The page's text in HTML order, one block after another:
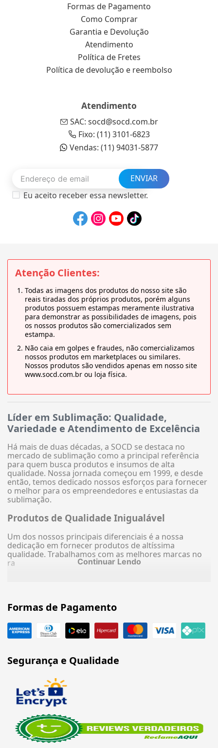
Formas de Pagamento
Como Comprar
Garantia e Devolução
Atendimento
Política de Fretes
Política de devolução e reembolso
Atendimento
SAC: socd@socd.com.br
Fixo: (11) 3101-6823
Vendas: (11) 94031-5877
ENVIAR
Eu aceito receber essa newsletter.
Atenção Clientes:
Todas as imagens dos produtos do nosso site são
reais tiradas dos próprios produtos, porém alguns
produtos possuem estampas meramente ilustrativa
para demonstrar as possibilidades de imagens, pois
os nossos produtos são comercializados sem
estampa.
Não caia em golpes e fraudes, não comercializamos
nossos produtos em marketplaces ou similares.
Nossos produtos são vendidos apenas em nosso site
www.socd.com.br ou loja física.
Líder em Sublimação: Qualidade,
Variedade e Atendimento de Excelência
Há mais de duas décadas, a SOCD se destaca no
mercado de sublimação como a principal referência
para quem busca produtos e insumos de alta
qualidade. Nossa jornada começou em 1999, e desde
então, temos dedicado nossos esforços para fornecer
o melhor para os empreendedores e entusiastas da
sublimação.
Produtos de Qualidade Inigualável
Um dos nossos principais diferenciais é a nossa
dedicação em fornecer produtos de altíssima
qualidade. Trabalhamos com as melhores marcas no
ra
Continuar Lendo
Formas de Pagamento
Segurança e Qualidade